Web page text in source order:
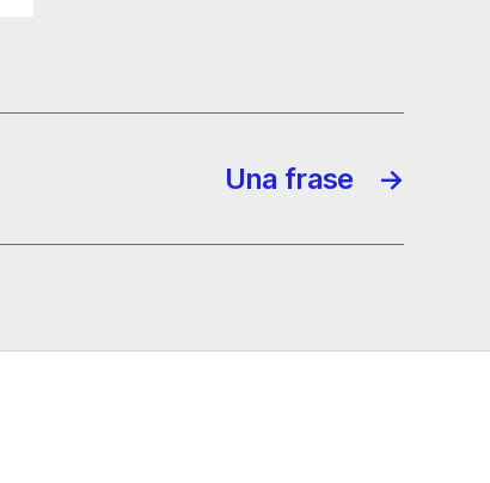
→
Una frase